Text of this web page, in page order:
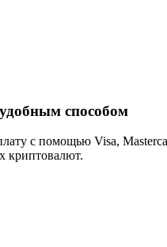
способом
с помощью Visa,
криптовалют.